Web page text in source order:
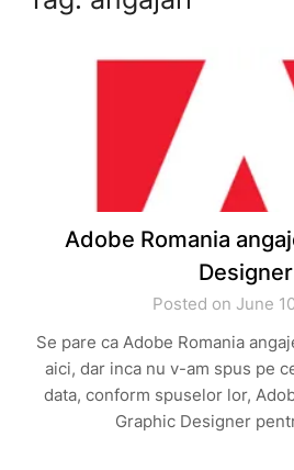
Adobe Romania
Designer
Posted on June
Se pare ca Adobe Romania
aici, dar inca nu v-am spus pe
data, conform spuselor lor,
Graphic Designer